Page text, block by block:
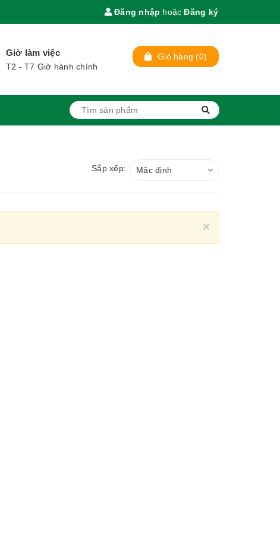
Đăng nhập hoặc Đăng ký
Giờ làm việc
T2 - T7 Giờ hành chính
Giỏ hàng (0)
Sắp xếp: Mặc định
×